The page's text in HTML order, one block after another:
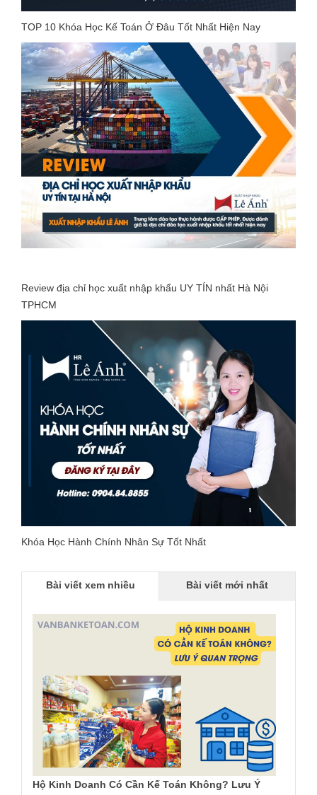
TOP 10 Khóa Học Kế Toán Ở Đâu Tốt Nhất Hiện Nay
Review địa chỉ học xuất nhập khẩu UY TÍN nhất Hà Nội
TPHCM
Khóa Học Hành Chính Nhân Sự Tốt Nhất
Bài viết xem nhiều Bài viết mới nhất
Hộ Kinh Doanh Có Cần Kế Toán Không? Lưu Ý